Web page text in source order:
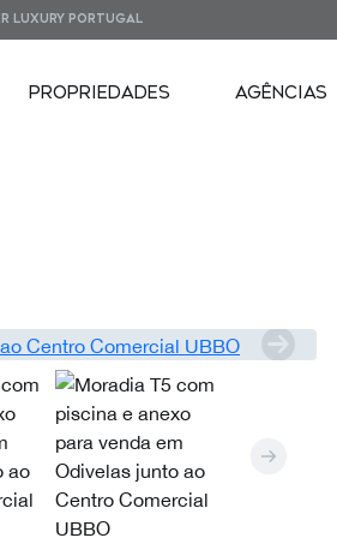
LUXURY PORTUGAL
PROPRIEDADES AGÊNCIAS